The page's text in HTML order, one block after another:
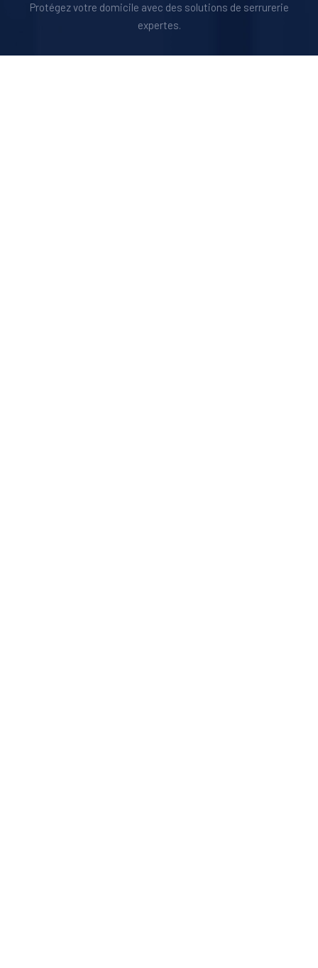
Protégez votre domicile avec des solutions de serrurerie
expertes.